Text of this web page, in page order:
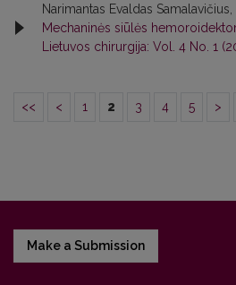
Narimantas Evaldas Samalavičius,
Mechaninės siūlės
Lietuvos chirurgija: Vol. 4 No. 1
<< < 1 2 3 4 5 >
Make a Submission